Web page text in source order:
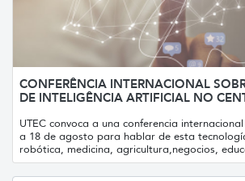
CONFERÊNCIA INTERNACIONAL
DE INTELIGÊNCIA ARTIFICIAL NO
UTEC convoca a una conferencia
a 18 de agosto para hablar de esta
robótica, medicina, agricultura,negocios,